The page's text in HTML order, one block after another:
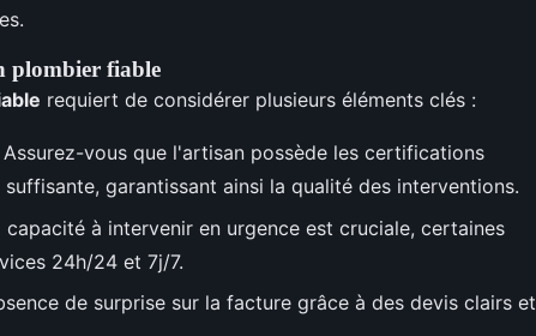
plombier fiable
requiert de considérer plusieurs éléments clés :
Assurez-vous que l'artisan possède les certifications
garantissant ainsi la qualité des interventions.
capacité à intervenir en urgence est cruciale, certaines
24h/24 et 7j/7.
de surprise sur la facture grâce à des devis clairs et